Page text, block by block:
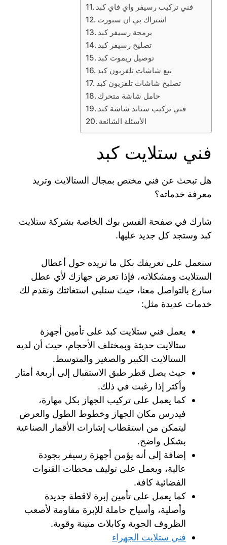
فني تركيب رسيفر واي فاي كبد
اشتراك بي ان سبورت
برمجة رسيفر كبد
تصليح رسيفر كبد
توصيل ريموت كبد
بيع شاشات تلفزيون كبد
تصليح شاشات تلفزيون كبد
حامل شاشة متحرك
فني تركيب ستاند شاشة كبد
الأسئلة الشائعة
فني ستلايت كبد
هل تبحث عن فني مختص بمجال الستالايت وتريد
معرفة خدماته؟
شارك في صفحة الفيس بوك الخاصة بشركة ستلايت
كبد وستجد كل جديد عليها.
سنعمل على تعريفك بكل ما تريده حول أعطال
الستلايت ومشكلاته، فإذا تعرض جهازك لأي عطل
سارع بالتواصل معنا، حيث سنلبي استغاثتك ونقدم لك
خدمات عديدة مثل:
يعمل فني ستلايت كبد على تأمين أجهزة
ستالايت حديثة وبمختلف الأحجام، حيث أن لديه
الستالايت الكبير والصغير والمتوسط.
حيث يصل قطر طبق الاستقبال إلى أربعة أمتار
وأكثر إذا رغبت في ذلك.
كما يعمل على تركيب الجهاز بكل مهارة،
فيدرس مكان الجهاز وخطوط الطول والعرض
ليتمكن من استقطاب إشارات الأقمار الصناعية
بشكل واضح.
إضافة إلى أنه يؤمن أجهزة رسيفر بجودة
عالية، ويعمل على توليف محطات القنوات
الفضائية كافة.
كما يعمل على تأمين إبرة لاقطة جديدة
وأصلية، وأسياخ حاملة للإبرة مقاومة لأصعب
الظروف الجوية وكابلات متينة وقوية.
فني ستلايت الجهراء